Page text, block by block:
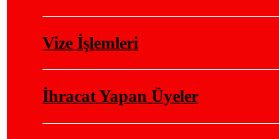
Vize İşlemleri
İhracat Yapan Üyeler